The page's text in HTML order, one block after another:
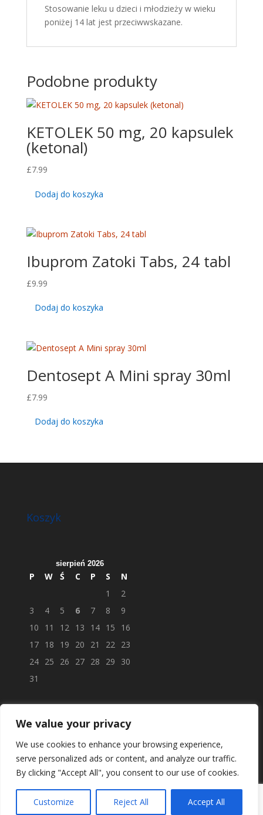
We value your privacy
We use cookies to enhance your browsing experience,
serve personalized ads or content, and analyze our traffic.
By clicking "Accept All", you consent to our use of cookies.
Customize Reject All Accept All
Stosowanie leku u dzieci i młodzieży w wieku
poniżej 14 lat jest przeciwwskazane.
Podobne produkty
KETOLEK 50 mg, 20 kapsulek
(ketonal)
£7.99
Dodaj do koszyka
Ibuprom Zatoki Tabs, 24 tabl
£9.99
Dodaj do koszyka
Dentosept A Mini spray 30ml
£7.99
Dodaj do koszyka
Koszyk
sierpień 2026
P W Ś C P S
N
1
2
3
4 5 6 7 8
9
10
11 12 13 14 15
16
17 18 19 20 21 22
23
24 25 26 27 28 29
30
31
© APTEKAPOLSKAUK.PL